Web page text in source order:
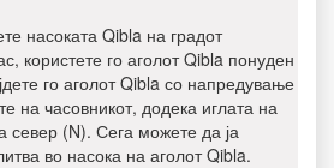
насоката Qibla на градот
користете го аголот Qibla понуден
го аголот Qibla со напредување
на часовникот, додека иглата на
север (N). Сега можете да ја
во насока на аголот Qibla.